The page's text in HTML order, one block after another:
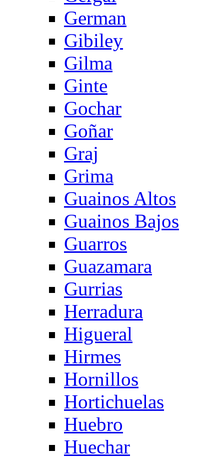
German
Gibiley
Gilma
Ginte
Gochar
Goñar
Graj
Grima
Guainos Altos
Guainos Bajos
Guarros
Guazamara
Gurrias
Herradura
Higueral
Hirmes
Hornillos
Hortichuelas
Huebro
Huechar